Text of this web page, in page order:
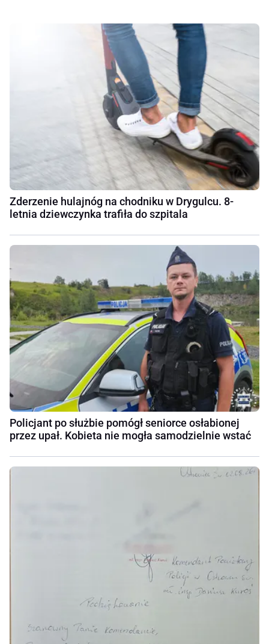
Zderzenie hulajnóg na chodniku w Drygulcu. 8-
letnia dziewczynka trafiła do szpitala
Policjant po służbie pomógł seniorce osłabionej
przez upał. Kobieta nie mogła samodzielnie wstać